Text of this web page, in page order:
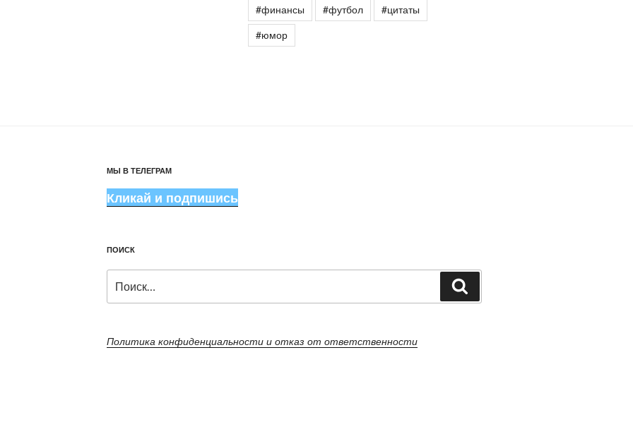
#финансы
#футбол
#цитаты
#юмор
МЫ В ТЕЛЕГРАМ
Кликай и подпишись
ПОИСК
Политика конфиденциальности и отказ от ответственности